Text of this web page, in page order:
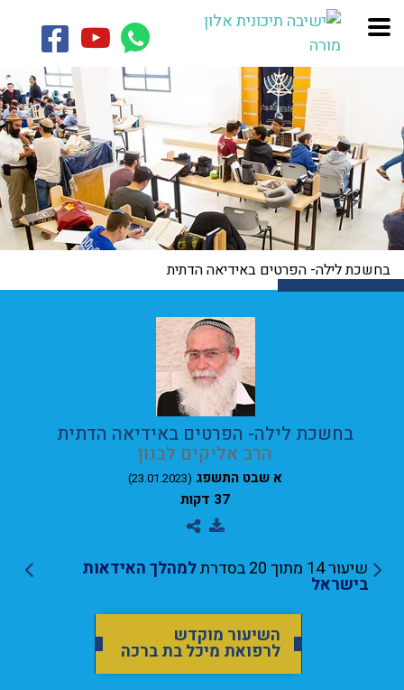
בחשכת לילה- הפרטים באידיאה הדתית
בחשכת לילה- הפרטים באידיאה הדתית
הרב אליקים לבנון
א שבט התשפג (23.01.2023)
37 דקות
שיעור 14 מתוך 20 בסדרת למהלך האידאות
בישראל
השיעור מוקדש
לרפואת מיכל בת ברכה